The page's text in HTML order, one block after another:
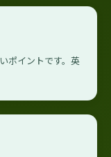
ポイントです。英